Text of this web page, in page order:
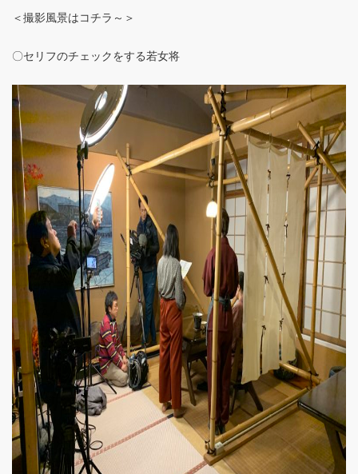
＜撮影風景はコチラ～＞
〇セリフのチェックをする若女将